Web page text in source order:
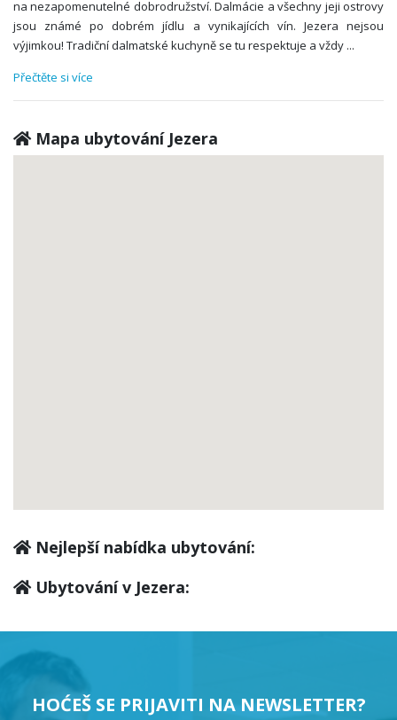
na nezapomenutelné dobrodružství. Dalmácie a všechny jeji ostrovy
jsou známé po dobrém jídlu a vynikajících vín. Jezera nejsou
výjimkou! Tradiční dalmatské kuchyně se tu respektuje a vždy ...
Přečtěte si více
Mapa ubytování Jezera
Nejlepší nabídka ubytování:
Ubytování v Jezera:
HOĆEŠ SE PRIJAVITI NA NEWSLETTER?